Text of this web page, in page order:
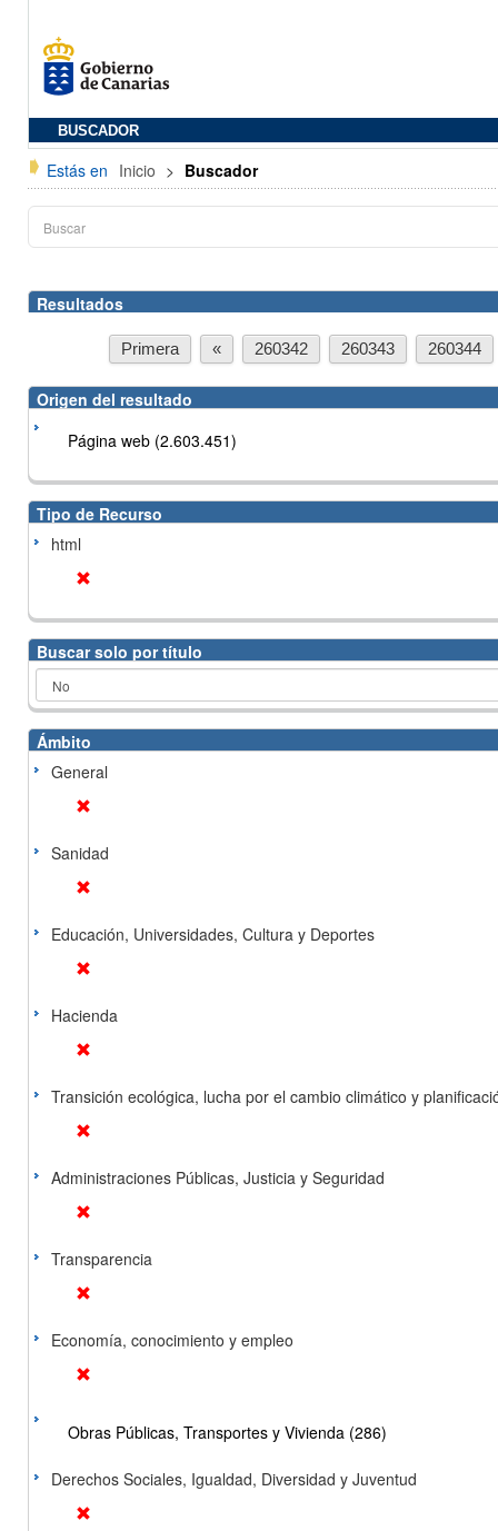
BUSCADOR
Estás en Inicio > Buscador
Resultados
Primera « 260342 260343 260344
Origen del resultado
Página web (2.603.451)
Tipo de Recurso
html
Buscar solo por título
Ámbito
General
Sanidad
Educación, Universidades, Cultura y Deportes
Hacienda
Transición ecológica, lucha por el cambio climático y
Administraciones Públicas, Justicia y Seguridad
Transparencia
Economía, conocimiento y empleo
Obras Públicas, Transportes y Vivienda (286)
Derechos Sociales, Igualdad, Diversidad y Juventud